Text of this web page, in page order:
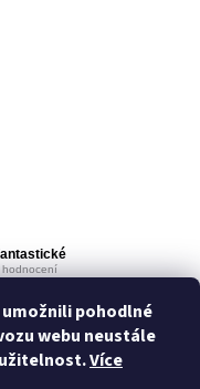
umožnili pohodlné
webu neustále
Více